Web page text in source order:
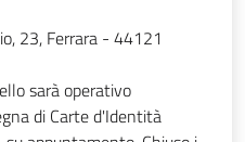
23, Ferrara - 44121
sarà operativo
di Carte d'Identità